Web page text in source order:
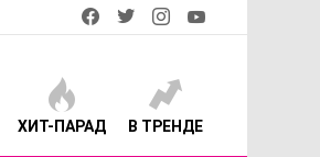
facebooktwitterinstagram
ХИТ-ПАРАД В ТРЕНДЕ